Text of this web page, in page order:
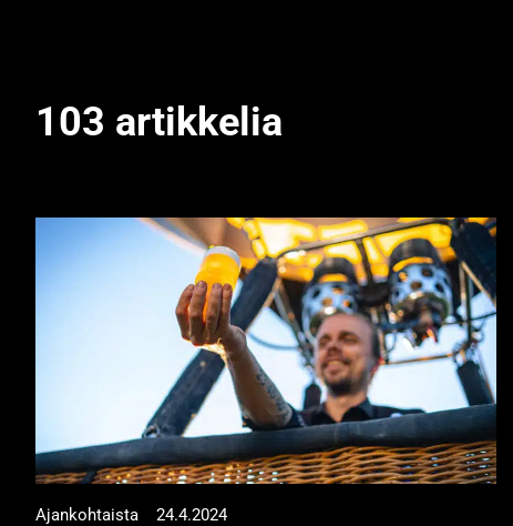
103 artikkelia
Ajankohtaista 24.4.2024